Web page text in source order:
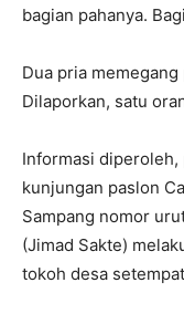
bagian pahanya.
Dua pria
Dilaporkan, satu
Informasi
kunjungan paslon
Sampang nomor
(Jimad Sakte)
tokoh desa